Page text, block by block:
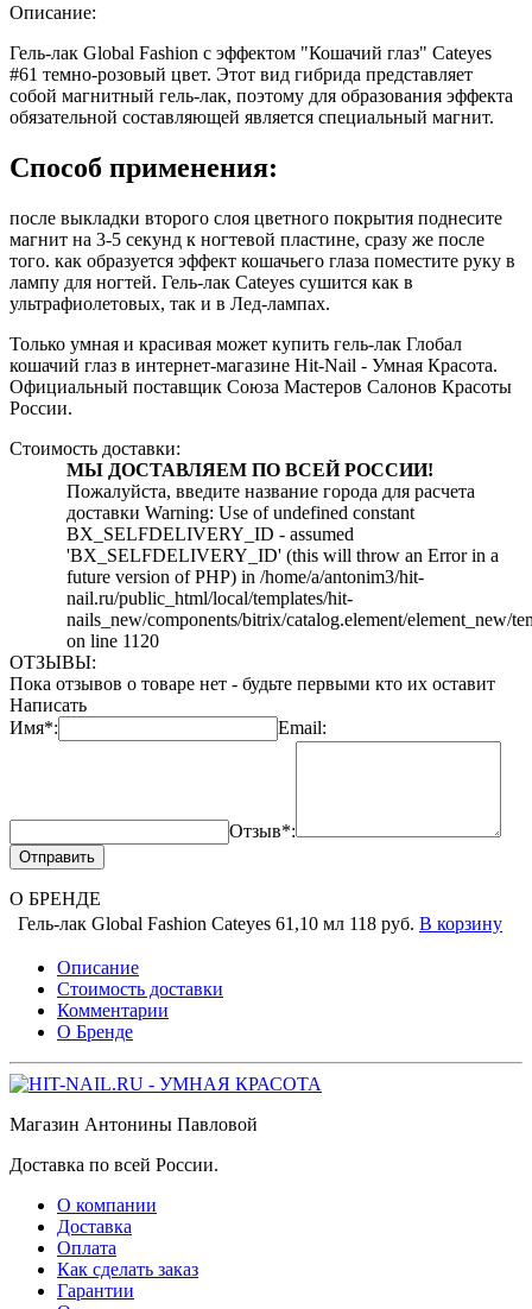
Описание:
Гель-лак Global Fashion с эффектом "Кошачий глаз" Cateyes
#61 темно-розовый цвет. Этот вид гибрида представляет
собой магнитный гель-лак, поэтому для образования эффекта
обязательной составляющей является специальный магнит.
Способ применения:
после выкладки второго слоя цветного покрытия поднесите
магнит на 3-5 секунд к ногтевой пластине, сразу же после
того. как образуется эффект кошачьего глаза поместите руку в
лампу для ногтей. Гель-лак Cateyes сушится как в
ультрафиолетовых, так и в Лед-лампах.
Только умная и красивая может купить гель-лак Глобал
кошачий глаз в интернет-магазине Hit-Nail - Умная Красота.
Официальный поставщик Союза Мастеров Салонов Красоты
России.
Стоимость доставки:
МЫ ДОСТАВЛЯЕМ ПО ВСЕЙ РОССИИ!
Пожалуйста, введите название города для расчета
доставки Warning: Use of undefined constant
BX_SELFDELIVERY_ID - assumed
'BX_SELFDELIVERY_ID' (this will throw an Error in a
future version of PHP) in /home/a/antonim3/hit-
nail.ru/public_html/local/templates/hit-
nails_new/components/bitrix/catalog.element/element_new/
on line 1120
ОТЗЫВЫ:
Пока отзывов о товаре нет - будьте первыми кто их оставит
Написать
Имя*:
Email:
Отзыв*:
Отправить
О БРЕНДЕ
Гель-лак Global Fashion Cateyes 61,10 мл 118 руб. В корзину
Описание
Стоимость доставки
Комментарии
О Бренде
Магазин Антонины Павловой
Доставка по всей России.
О компании
Доставка
Оплата
Как сделать заказ
Гарантии